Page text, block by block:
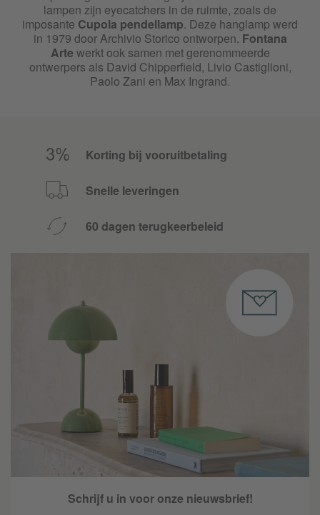
lampen zijn eyecatchers in de ruimte, zoals de
imposante Cupola pendellamp. Deze hanglamp werd
in 1979 door Archivio Storico ontworpen. Fontana
Arte werkt ook samen met gerenommeerde
ontwerpers als David Chipperfield, Livio Castiglioni,
Paolo Zani en Max Ingrand.
Korting bij vooruitbetaling
Snelle leveringen
60 dagen terugkeerbeleid
Schrijf u in voor onze nieuwsbrief!